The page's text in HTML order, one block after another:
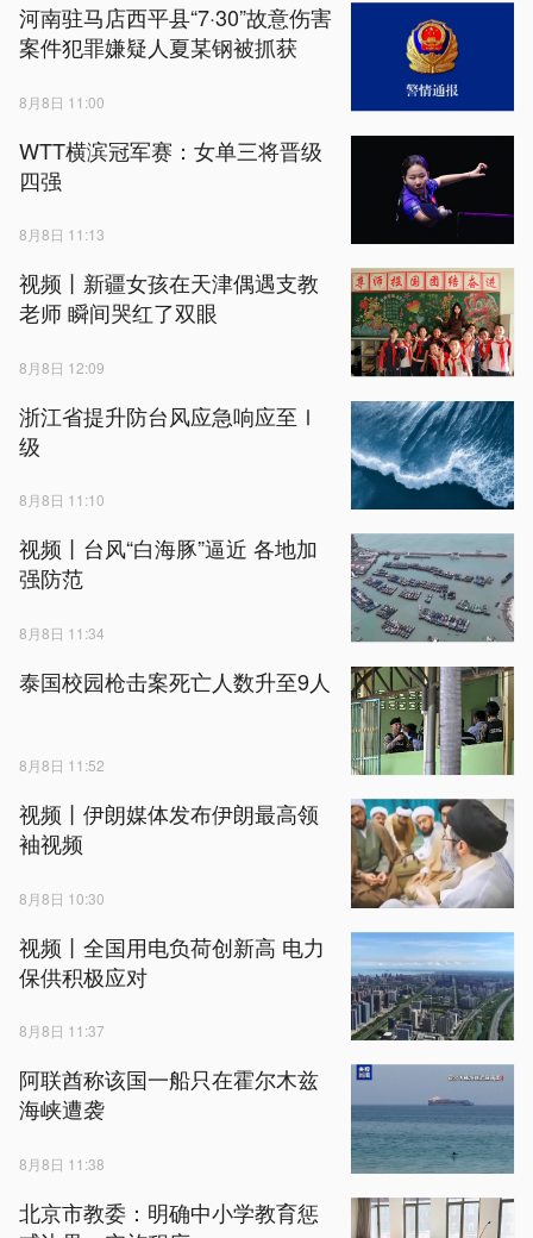
河南驻马店西平县“7·30”故意伤害
案件犯罪嫌疑人夏某钢被抓获
8月8日 11:00
WTT横滨冠军赛：女单三将晋级
四强
8月8日 11:13
视频丨新疆女孩在天津偶遇支教
老师 瞬间哭红了双眼
8月8日 12:09
浙江省提升防台风应急响应至Ⅰ
级
8月8日 11:10
视频丨台风“白海豚”逼近 各地加
强防范
8月8日 11:34
泰国校园枪击案死亡人数升至9人
8月8日 11:52
视频丨伊朗媒体发布伊朗最高领
袖视频
8月8日 10:30
视频丨全国用电负荷创新高 电力
保供积极应对
8月8日 11:37
阿联酋称该国一船只在霍尔木兹
海峡遭袭
8月8日 11:38
北京市教委：明确中小学教育惩